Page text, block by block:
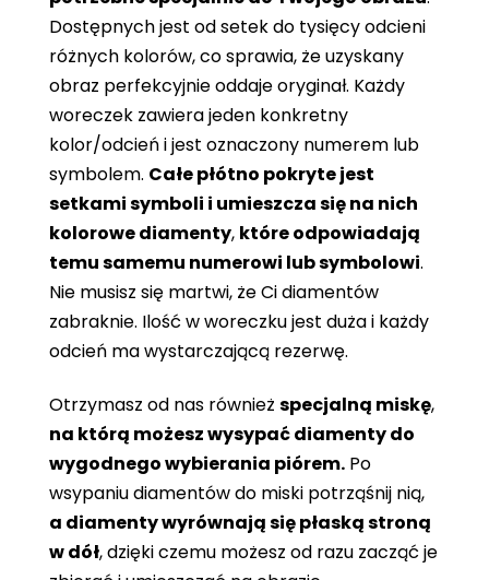
Dostępnych jest od setek do tysięcy odcieni
różnych kolorów, co sprawia, że ​​uzyskany
obraz perfekcyjnie oddaje oryginał. Każdy
woreczek zawiera jeden konkretny
kolor/odcień i jest oznaczony numerem lub
symbolem. Całe płótno pokryte jest
setkami symboli i umieszcza się na nich
kolorowe diamenty, które odpowiadają
temu samemu numerowi lub symbolowi.
Nie musisz się martwi, że Ci diamentów
zabraknie. Ilość w woreczku jest duża i każdy
odcień ma wystarczającą rezerwę.
Otrzymasz od nas również specjalną miskę,
na którą możesz wysypać diamenty do
wygodnego wybierania piórem. Po
wsypaniu diamentów do miski potrząśnij nią,
a diamenty wyrównają się płaską stroną
w dół, dzięki czemu możesz od razu zacząć je